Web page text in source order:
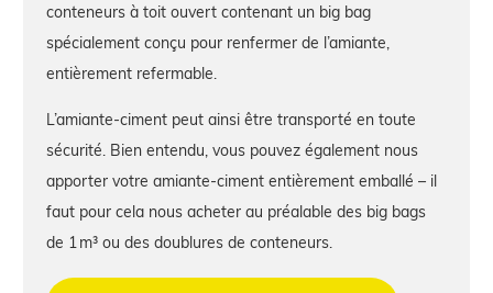
conteneurs à toit ouvert contenant un big bag
spécialement conçu pour renfermer de l’amiante,
entièrement refermable.
L’amiante-ciment peut ainsi être transporté en toute
sécurité. Bien entendu, vous pouvez également nous
apporter votre amiante-ciment entièrement emballé – il
faut pour cela nous acheter au préalable des big bags
de 1 m³ ou des doublures de conteneurs.